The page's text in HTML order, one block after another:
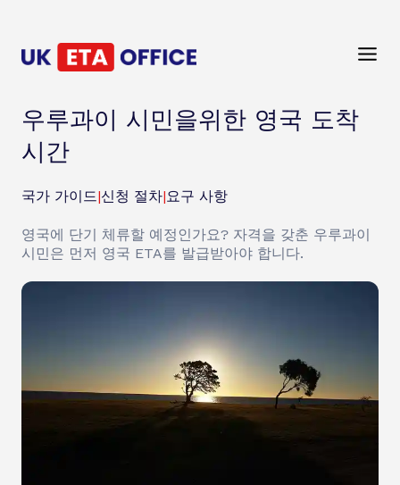
우루과이 시민을위한 영국 도착
시간
국가 가이드|신청 절차|요구 사항
영국에 단기 체류할 예정인가요? 자격을 갖춘 우루과이
시민은 먼저 영국 ETA를 발급받아야 합니다.